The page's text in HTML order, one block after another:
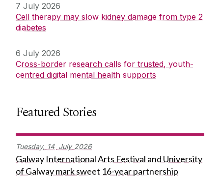
7 July 2026
Cell therapy may slow kidney damage from type 2
diabetes
6 July 2026
Cross-border research calls for trusted, youth-
centred digital mental health supports
Featured Stories
Tuesday, 14 July 2026
Galway International Arts Festival and University
of Galway mark sweet 16-year partnership